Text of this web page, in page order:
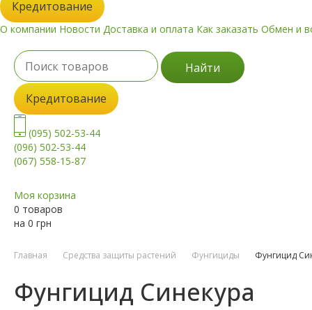
Кредитование
О компании Новости Доставка и оплата Как заказать Обмен и
Найти
Кредитование
(095) 502-53-44
(096) 502-53-44
(067) 558-15-87
Моя корзина
0 товаров
на 0 грн
Главная Средства защиты растений Фунгициды Фунгицид
Фунгицид Синекура